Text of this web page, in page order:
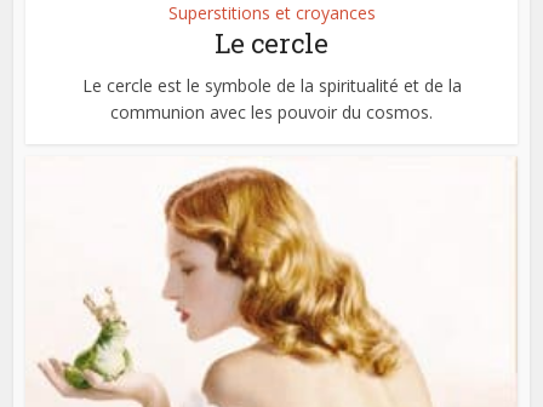
Superstitions et croyances
Le cercle
Le cercle est le symbole de la spiritualité et de la
communion avec les pouvoir du cosmos.